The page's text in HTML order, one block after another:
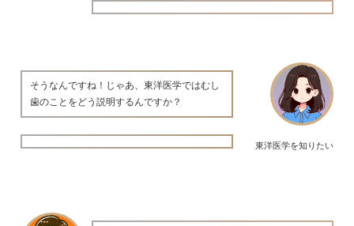
東洋医学を知りたい
そうなんですね！じゃあ、東洋医学ではむし
歯のことをどう説明するんですか？